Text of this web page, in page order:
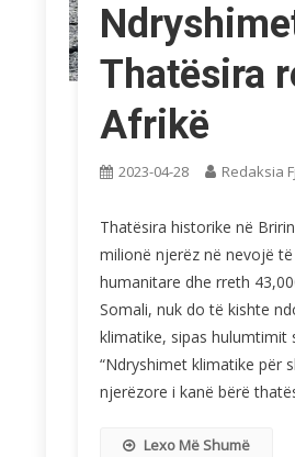
Thatësira
Afrikë
2023-04-28 Redaksia
Thatësira historike në
milionë njerëz në nevojë
humanitare dhe rreth
Somali, nuk do të kishte
klimatike, sipas hulumtimit
“Ndryshimet klimatike për
njerëzore i kanë bërë
Lexo Më Shumë